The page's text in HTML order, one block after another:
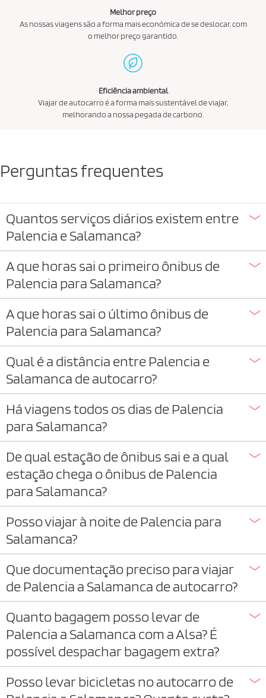
Melhor preço
As nossas viagens são a forma mais económica de se deslocar, com
o melhor preço garantido.
Eficiência ambiental
Viajar de autocarro é a forma mais sustentável de viajar,
melhorando a nossa pegada de carbono.
Perguntas frequentes
Quantos serviços diários existem entre
Palencia e Salamanca?
A que horas sai o primeiro ônibus de
Palencia para Salamanca?
A que horas sai o último ônibus de
Palencia para Salamanca?
Qual é a distância entre Palencia e
Salamanca de autocarro?
Há viagens todos os dias de Palencia
para Salamanca?
De qual estação de ônibus sai e a qual
estação chega o ônibus de Palencia
para Salamanca?
Posso viajar à noite de Palencia para
Salamanca?
Que documentação preciso para viajar
de Palencia a Salamanca de autocarro?
Quanto bagagem posso levar de
Palencia a Salamanca com a Alsa? É
possível despachar bagagem extra?
Posso levar bicicletas no autocarro de